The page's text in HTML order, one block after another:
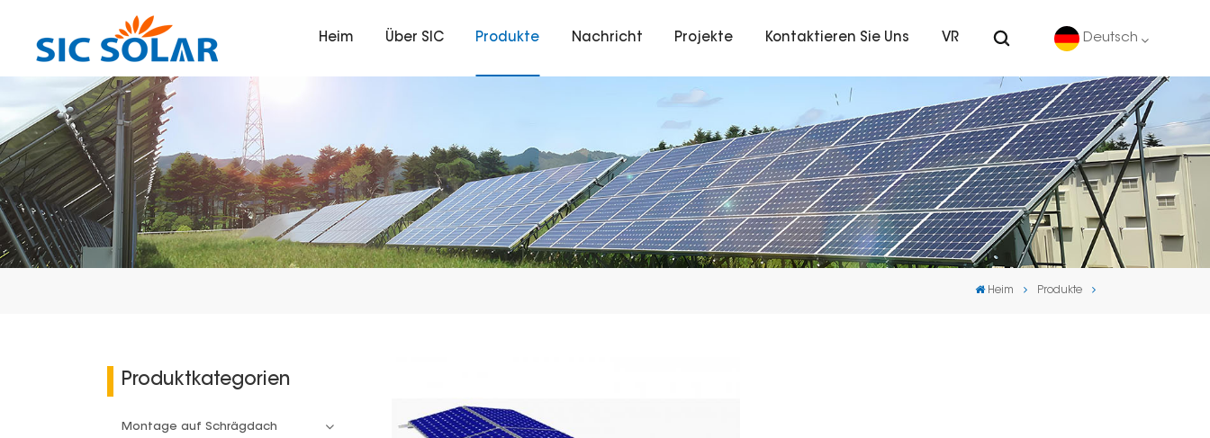
Heim Über SIC Produkte Nachricht Projekte Kontaktieren Sie Uns VR Deutsch
English
Deutsch
español
português
Heim Produkte
Produktkategorien
Montage auf Schrägdach